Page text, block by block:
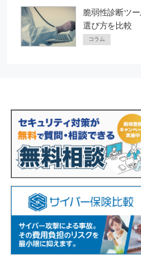
脆弱性診断ツ
選び方を比較
コラム